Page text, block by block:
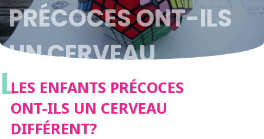
PRÉCOCES ONT-ILS
UN CERVEAU
DIFFÉRENT?
LLES ENFANTS PRÉCOCES
ONT-ILS UN CERVEAU
DIFFÉRENT?